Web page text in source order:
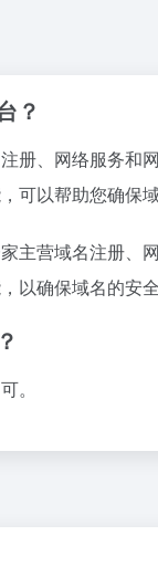
？
册、网络服务和
可以帮助您确保
主营域名注册、
以确保域名的安
。